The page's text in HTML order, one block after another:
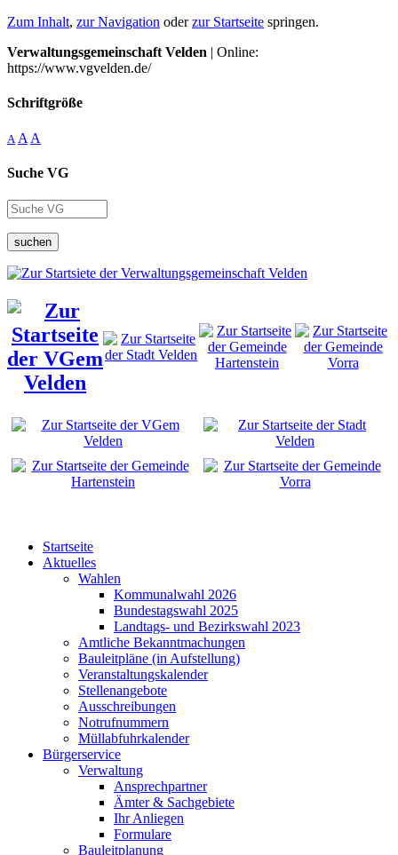
Zum Inhalt, zur Navigation oderzur Startseite springen.
Verwaltungsgemeinschaft Velden | Online:
https://www.vgvelden.de/
Schriftgröße
A A A
Suche VG
suchen
Startseite
Aktuelles
Wahlen
Kommunalwahl 2026
Bundestagswahl 2025
Landtags- und Bezirkswahl 2023
Amtliche Bekanntmachungen
Bauleitpläne (in Aufstellung)
Veranstaltungskalender
Stellenangebote
Ausschreibungen
Notrufnummern
Müllabfuhrkalender
Bürgerservice
Verwaltung
Ansprechpartner
Ämter & Sachgebiete
Ihr Anliegen
Formulare
Bauleitplanung